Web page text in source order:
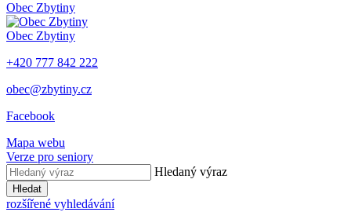
Obec Zbytiny
Obec Zbytiny
+420 777 842 222
obec@zbytiny.cz
Facebook
Mapa webu
Verze pro seniory
Hledaný výraz
Hledat
rozšířené vyhledávání